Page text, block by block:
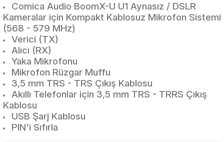
Comica Audio BoomX-U U1 Aynasız / DSLR
Kameralar için Kompakt Kablosuz Mikrofon Sistemi
(568 - 579 MHz)
Verici (TX)
Alıcı (RX)
Yaka Mikrofonu
Mikrofon Rüzgar Muffu
3,5 mm TRS - TRS Çıkış Kablosu
Akıllı Telefonlar için 3,5 mm TRS - TRRS Çıkış
Kablosu
USB Şarj Kablosu
PIN'i Sıfırla